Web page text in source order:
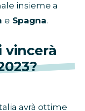
insieme a
e Spagna.
vincerà
avrà ottime